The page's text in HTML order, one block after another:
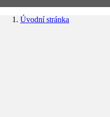
Úvodní stránka